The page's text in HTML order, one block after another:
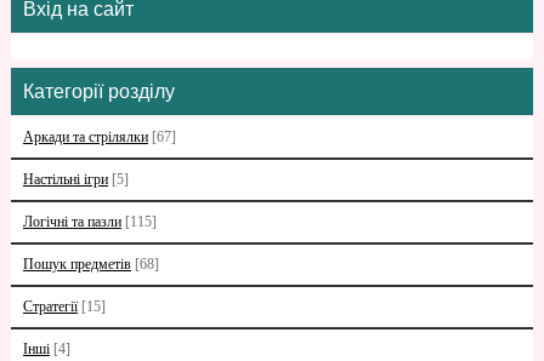
Вхід на сайт
Категорії розділу
Аркади та стрілялки [67]
Настільні ігри [5]
Логічні та пазли [115]
Пошук предметів [68]
Стратегії [15]
Інші [4]